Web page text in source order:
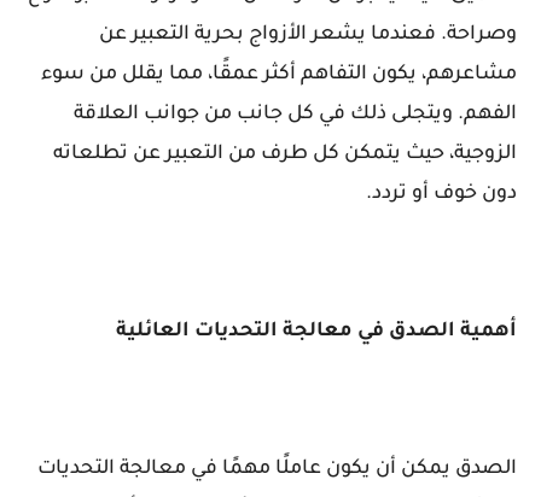
وصراحة. فعندما يشعر الأزواج بحرية التعبير عن
مشاعرهم، يكون التفاهم أكثر عمقًا، مما يقلل من سوء
الفهم. ويتجلى ذلك في كل جانب من جوانب العلاقة
الزوجية، حيث يتمكن كل طرف من التعبير عن تطلعاته
دون خوف أو تردد.
أهمية الصدق في معالجة التحديات العائلية
الصدق يمكن أن يكون عاملًا مهمًا في معالجة التحديات